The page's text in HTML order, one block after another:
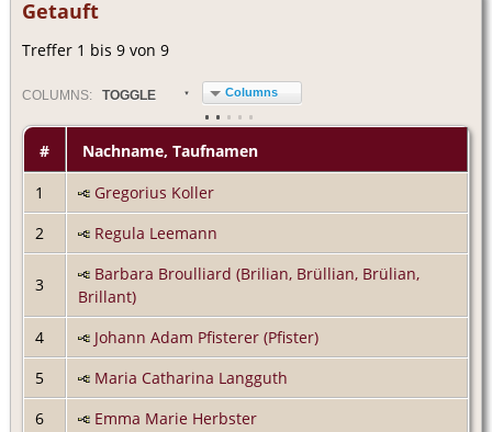
Getauft
Treffer 1 bis 9 von 9
COLUMN S: TOGGLE Columns
#
Nachname, Taufnamen
1
Gregorius Koller
2
Regula Leemann
3
Barbara Broulliard (Brilian, Brüllian, Brülian,
Brillant)
4
Johann Adam Pfisterer (Pfister)
5
Maria Catharina Langguth
6
Emma Marie Herbster